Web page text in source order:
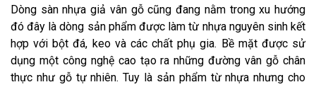
Dòng sàn nhựa giả vân gỗ cũng đang nằm trong xu hướng
đó đây là dòng sản phẩm được làm từ nhựa nguyên sinh kết
hợp với bột đá, keo và các chất phụ gia. Bề mặt được sử
dụng một công nghệ cao tạo ra những đường vân gỗ chân
thực như gỗ tự nhiên. Tuy là sản phẩm từ nhựa nhưng cho